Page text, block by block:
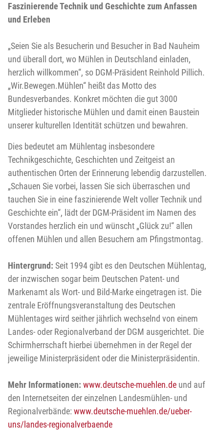
Faszinierende Technik und Geschichte zum Anfassen
und Erleben
„Seien Sie als Besucherin und Besucher in Bad Nauheim
und überall dort, wo Mühlen in Deutschland einladen,
herzlich willkommen“, so DGM-Präsident Reinhold Pillich.
„Wir.Bewegen.Mühlen“ heißt das Motto des
Bundesverbandes. Konkret möchten die gut 3000
Mitglieder historische Mühlen und damit einen Baustein
unserer kulturellen Identität schützen und bewahren.
Dies bedeutet am Mühlentag insbesondere
Technikgeschichte, Geschichten und Zeitgeist an
authentischen Orten der Erinnerung lebendig darzustellen.
„Schauen Sie vorbei, lassen Sie sich überraschen und
tauchen Sie in eine faszinierende Welt voller Technik und
Geschichte ein“, lädt der DGM-Präsident im Namen des
Vorstandes herzlich ein und wünscht „Glück zu!“ allen
offenen Mühlen und allen Besuchern am Pfingstmontag.
Hintergrund: Seit 1994 gibt es den Deutschen Mühlentag,
der inzwischen sogar beim Deutschen Patent- und
Markenamt als Wort- und Bild-Marke eingetragen ist. Die
zentrale Eröffnungsveranstaltung des Deutschen
Mühlentages wird seither jährlich wechselnd von einem
Landes- oder Regionalverband der DGM ausgerichtet. Die
Schirmherrschaft hierbei übernehmen in der Regel der
jeweilige Ministerpräsident oder die Ministerpräsidentin.
Mehr Informationen: www.deutsche-muehlen.de und auf
den Internetseiten der einzelnen Landesmühlen- und
Regionalverbände: www.deutsche-muehlen.de/ueber-
uns/landes-regionalverbaende